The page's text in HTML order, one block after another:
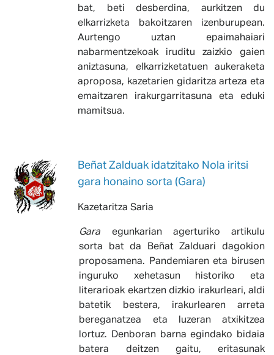
bat, beti desberdina, aurkitzen du
elkarrizketa bakoitzaren izenburupean.
Aurtengo uztan epaimahaiari
nabarmentzekoak iruditu zaizkio gaien
aniztasuna, elkarrizketatuen aukeraketa
aproposa, kazetarien gidaritza arteza eta
emaitzaren irakurgarritasuna eta eduki
mamitsua.
Beñat Zalduak idatzitako Nola iritsi
gara honaino sorta (Gara)
Kazetaritza Saria
Gara egunkarian agerturiko artikulu
sorta bat da Beñat Zalduari dagokion
proposamena. Pandemiaren eta birusen
inguruko xehetasun historiko eta
literarioak ekartzen dizkio irakurleari, aldi
batetik bestera, irakurlearen arreta
bereganatzea eta luzeran atxikitzea
lortuz. Denboran barna egindako bidaia
batera deitzen gaitu, eritasunak